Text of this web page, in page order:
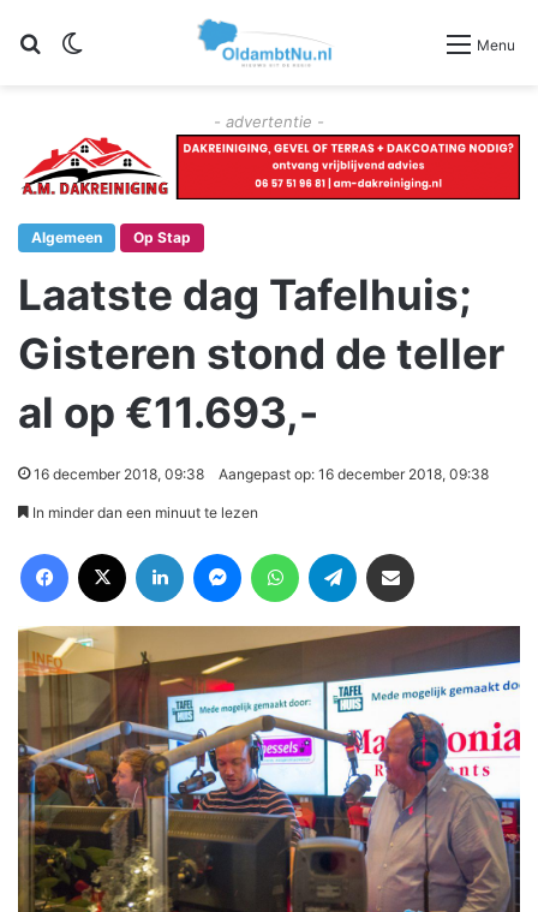
Zoeken Menu
- advertentie -
Algemeen Op Stap
Laatste dag Tafelhuis;
Gisteren stond de teller
al op €11.693,-
16 december 2018, 09:38 Aangepast op: 16 december 2018, 09:38
In minder dan een minuut te lezen